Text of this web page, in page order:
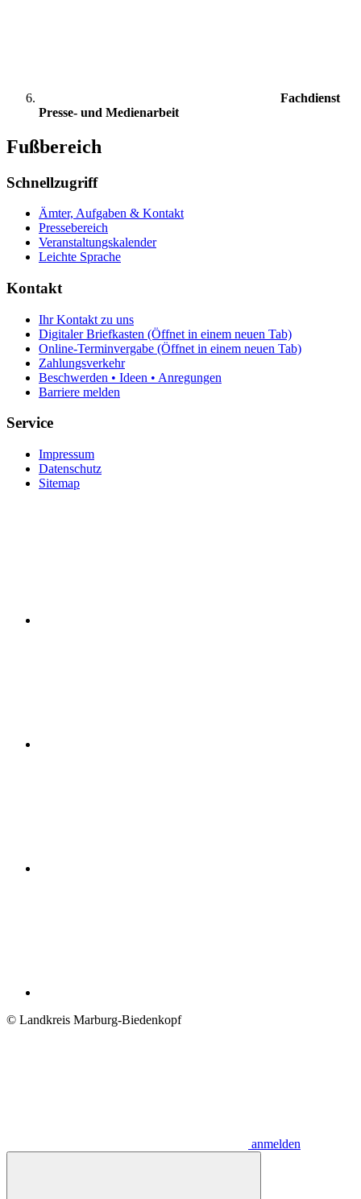
Fachdienst
Presse- und Medienarbeit
Fußbereich
Schnellzugriff
Ämter, Aufgaben & Kontakt
Pressebereich
Veranstaltungskalender
Leichte Sprache
Kontakt
Ihr Kontakt zu uns
Digitaler Briefkasten (Öffnet in einem neuen Tab)
Online-Terminvergabe (Öffnet in einem neuen Tab)
Zahlungsverkehr
Beschwerden • Ideen • Anregungen
Barriere melden
Service
Impressum
Datenschutz
Sitemap
© Landkreis Marburg-Biedenkopf
anmelden